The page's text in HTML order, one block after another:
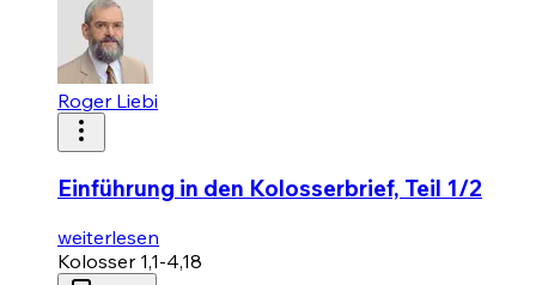
Roger Liebi
Einführung in den Kolosserbrief, Teil 1/2
weiterlesen
Kolosser 1,1-4,18